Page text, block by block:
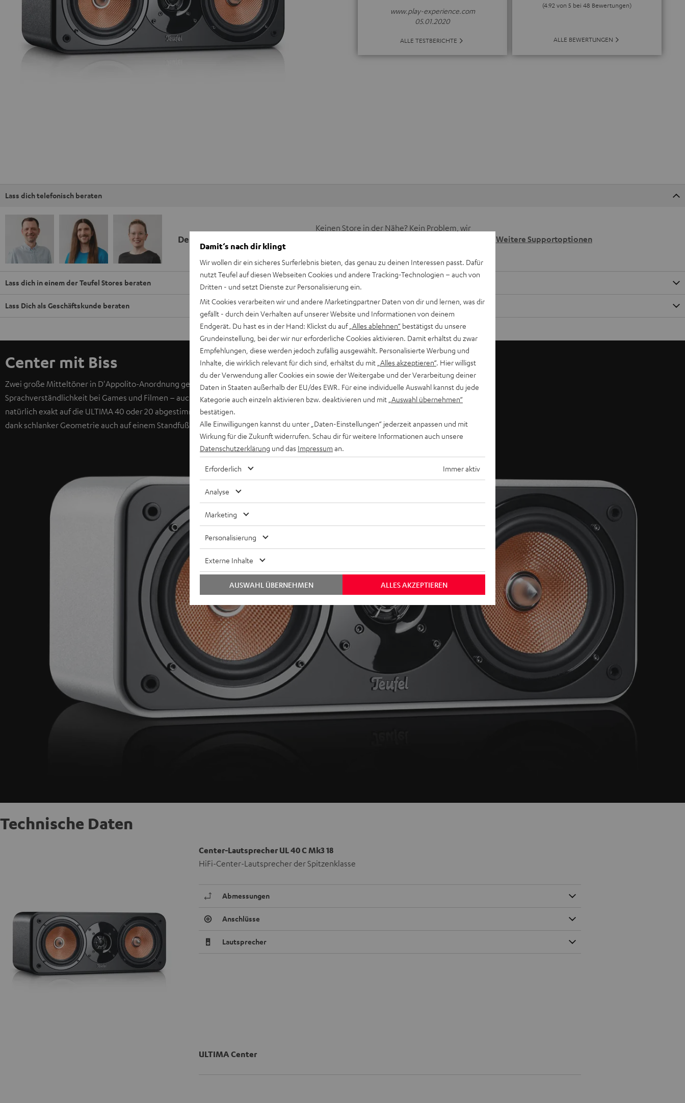
www.play-experience.com
05.01.2020
ALLE TESTBERICHTE
(4.92 von 5 bei 48 Bewertungen)
ALLE BEWERTUNGEN
Lass dich telefonisch beraten
Deine Kaufberatung
Keinen Store in der Nähe? Kein Problem, wir
Weitere Supportoptionen
Lass dich in einem der Teufel Stores beraten
Lass Dich als Geschäftskunde beraten
Center mit Biss
Zwei große Mitteltöner in D'Appolito-Anordnung gewährleisten druckvollen, verzerrungsfreien Sound sowie eine hohe
Sprachverständlichkeit bei Games und Filmen – auch bei geringen Lautstärken. Klanglich ist der Center (Passiv Lautsprecher)
natürlich exakt auf die ULTIMA 40 oder 20 abgestimmt. Der Center lässt sich problemlos an die Wand montieren, sieht aber
dank schlanker Geometrie auch auf einem Standfuß oder im Regal super aus.
Technische Daten
Center-Lautsprecher UL 40 C Mk3 18
HiFi-Center-Lautsprecher der Spitzenklasse
Abmessungen
Anschlüsse
Lautsprecher
ULTIMA Center
Damit‘s nach dir klingt
Wir wollen dir ein sicheres Surferlebnis bieten, das genau zu deinen Interessen passt. Dafür
nutzt Teufel auf diesen Webseiten Cookies und andere Tracking-Technologien – auch von
Dritten - und setzt Dienste zur Personalisierung ein.
Mit Cookies verarbeiten wir und andere Marketingpartner Daten von dir und lernen, was dir
gefällt - durch dein Verhalten auf unserer Website und Informationen von deinem
Endgerät. Du hast es in der Hand: Klickst du auf „Alles ablehnen“ bestätigst du unsere
Grundeinstellung, bei der wir nur erforderliche Cookies aktivieren. Damit erhältst du zwar
Empfehlungen, diese werden jedoch zufällig ausgewählt. Personalisierte Werbung und
Inhalte, die wirklich relevant für dich sind, erhältst du mit „Alles akzeptieren“. Hier willigst
du der Verwendung aller Cookies ein sowie der Weitergabe und der Verarbeitung deiner
Daten in Staaten außerhalb der EU/des EWR. Für eine individuelle Auswahl kannst du jede
Kategorie auch einzeln aktivieren bzw. deaktivieren und mit „Auswahl übernehmen“
bestätigen.
Alle Einwilligungen kannst du unter „Daten-Einstellungen“ jederzeit anpassen und mit
Wirkung für die Zukunft widerrufen. Schau dir für weitere Informationen auch unsere
Datenschutzerklärung und das Impressum an.
Erforderlich Immer aktiv
Analyse
Marketing
Personalisierung
Externe Inhalte
ALLES AKZEPTIEREN
AUSWAHL ÜBERNEHMEN